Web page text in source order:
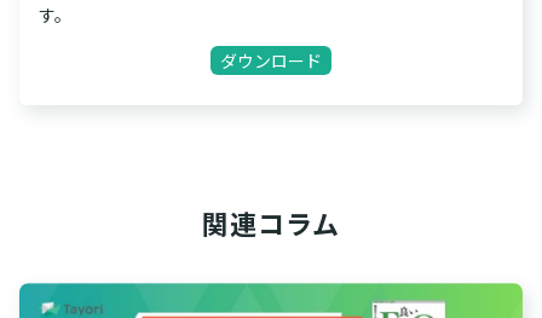
す。
ダウンロード
関連コラム